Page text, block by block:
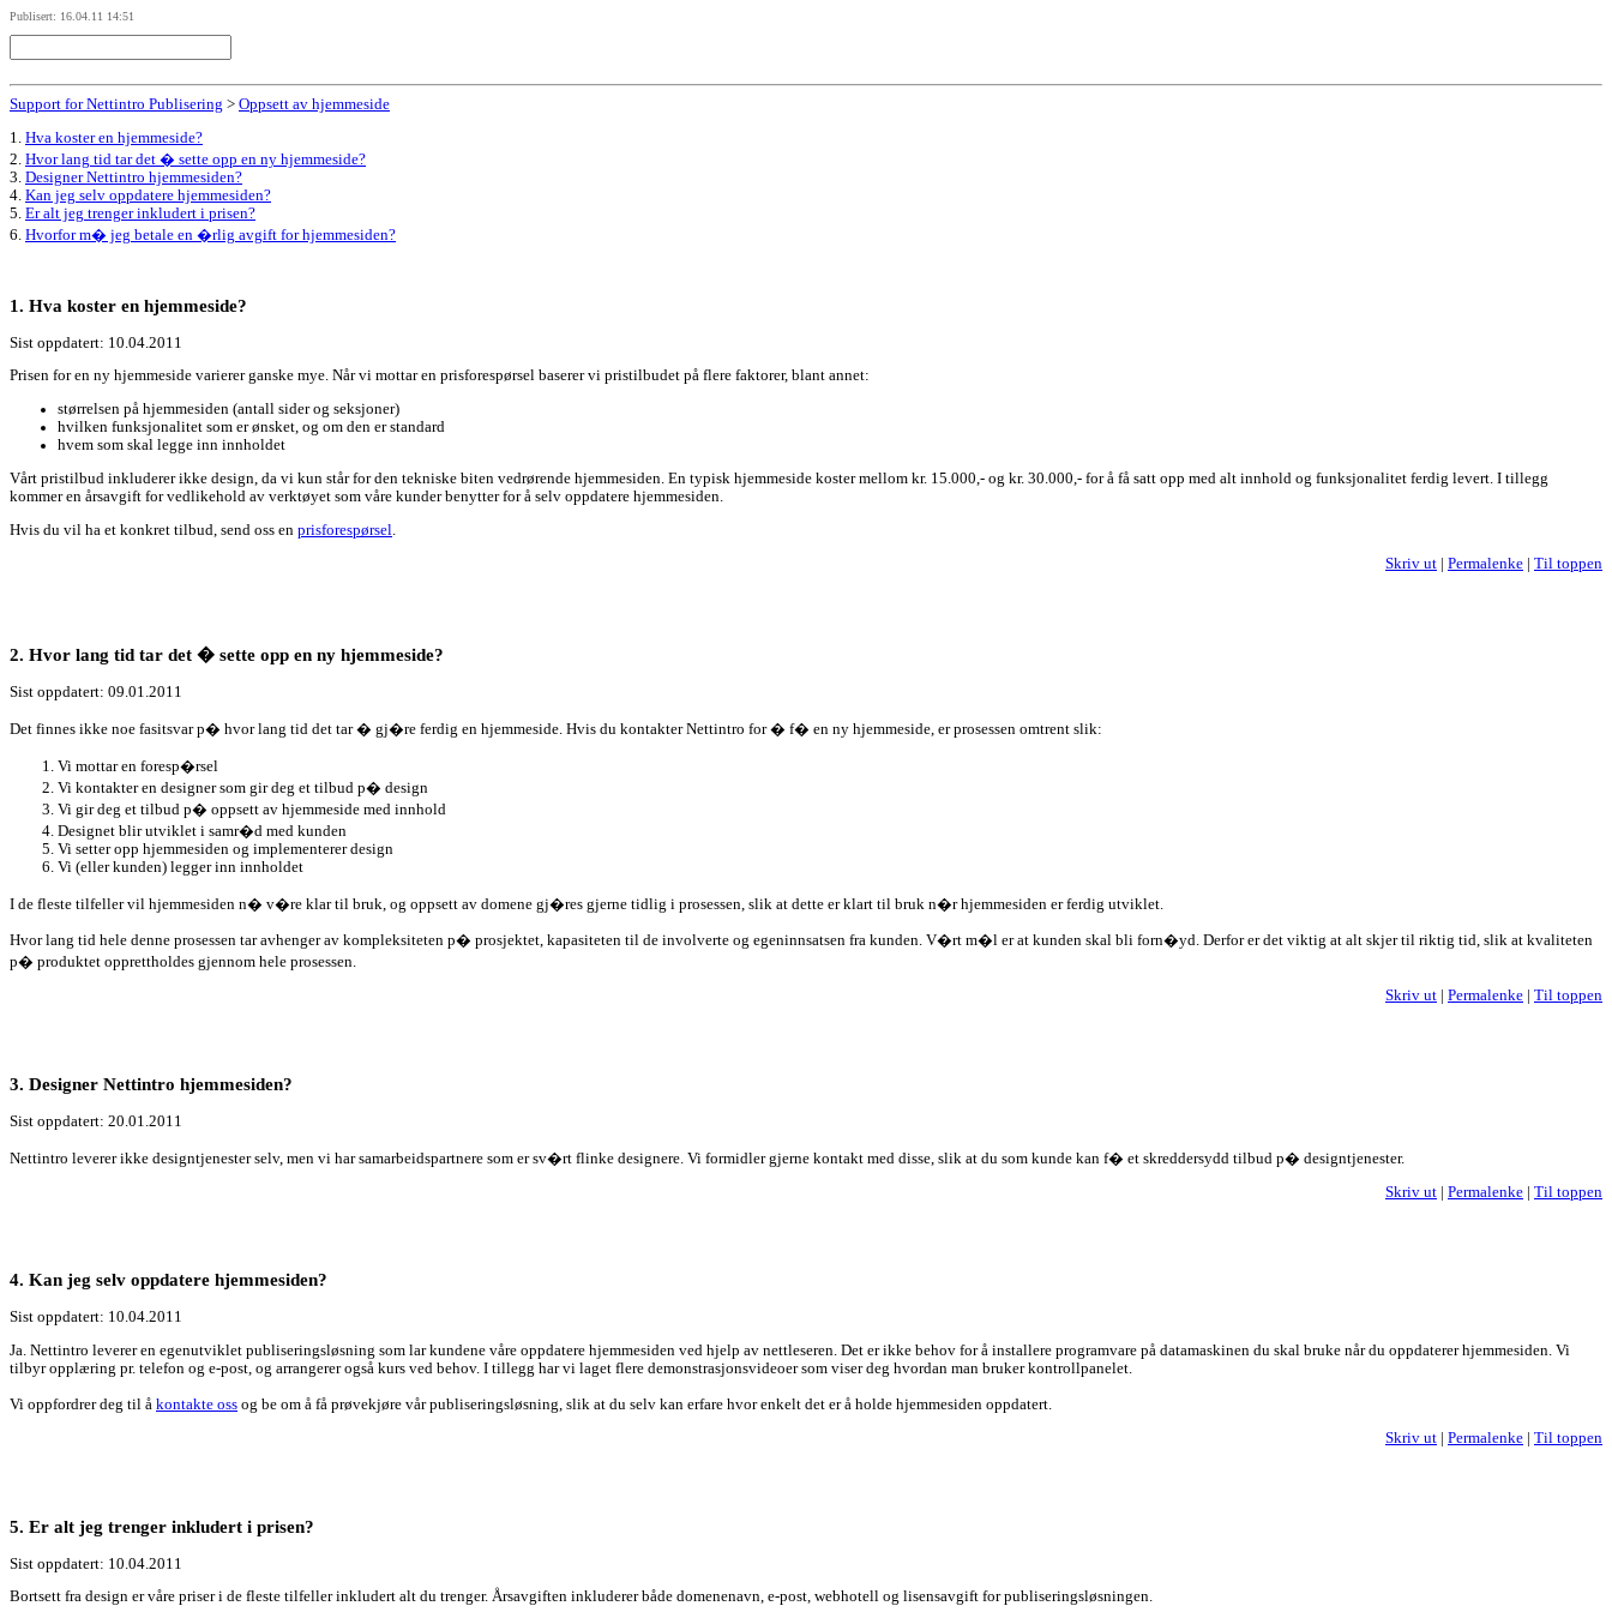
Publisert: 16.04.11 14:51
Support for Nettintro Publisering > Oppsett av hjemmeside
1. Hva koster en hjemmeside?
2. Hvor lang tid tar det � sette opp en ny hjemmeside?
3. Designer Nettintro hjemmesiden?
4. Kan jeg selv oppdatere hjemmesiden?
5. Er alt jeg trenger inkludert i prisen?
6. Hvorfor m� jeg betale en �rlig avgift for hjemmesiden?
1. Hva koster en hjemmeside?
Sist oppdatert: 10.04.2011
Prisen for en ny hjemmeside varierer ganske mye. Når vi mottar en prisforespørsel baserer vi pristilbudet på flere faktorer, blant annet:
størrelsen på hjemmesiden (antall sider og seksjoner)
hvilken funksjonalitet som er ønsket, og om den er standard
hvem som skal legge inn innholdet
Vårt pristilbud inkluderer ikke design, da vi kun står for den tekniske biten vedrørende hjemmesiden. En typisk hjemmeside koster mellom kr. 15.000,- og kr. 30.000,- for å få satt opp med alt innhold og funksjonalitet ferdig levert. I tillegg
kommer en årsavgift for vedlikehold av verktøyet som våre kunder benytter for å selv oppdatere hjemmesiden.
Hvis du vil ha et konkret tilbud, send oss en prisforespørsel
Skriv ut | Permalenke | Til toppen
2. Hvor lang tid tar det � sette opp en ny hjemmeside?
Sist oppdatert: 09.01.2011
Det finnes ikke noe fasitsvar p� hvor lang tid det tar � gj�re ferdig en hjemmeside. Hvis du kontakter Nettintro for � f� en ny hjemmeside, er prosessen omtrent slik:
Vi mottar en foresp�rsel
Vi kontakter en designer som gir deg et tilbud p� design
Vi gir deg et tilbud p� oppsett av hjemmeside med innhold
Designet blir utviklet i samr�d med kunden
Vi setter opp hjemmesiden og implementerer design
Vi (eller kunden) legger inn innholdet
I de fleste tilfeller vil hjemmesiden n� v�re klar til bruk, og oppsett av domene gj�res gjerne tidlig i prosessen, slik at dette er klart til bruk n�r hjemmesiden er ferdig utviklet.
Hvor lang tid hele denne prosessen tar avhenger av kompleksiteten p� prosjektet, kapasiteten til de involverte og egeninnsatsen fra kunden. V�rt m�l er at kunden skal bli forn�yd. Derfor er det viktig at alt skjer til riktig tid, slik at kvaliteten
p� produktet opprettholdes gjennom hele prosessen.
Skriv ut
Permalenke Til toppen
3. Designer Nettintro hjemmesiden?
Sist oppdatert: 20.01.2011
Nettintro leverer ikke designtjenester selv, men vi har samarbeidspartnere som er sv�rt flinke designere. Vi formidler gjerne kontakt med disse, slik at du som kunde kan f� et skreddersydd tilbud p� designtjenester.
Skriv ut | Permalenke | Til toppen
4. Kan jeg selv oppdatere hjemmesiden?
Sist oppdatert: 10.04.2011
Ja. Nettintro leverer en egenutviklet publiseringsløsning som lar kundene våre oppdatere hjemmesiden ved hjelp av nettleseren. Det er ikke behov for å installere programvare på datamaskinen du skal bruke når du oppdaterer hjemmesiden. Vi
tilbyr opplæring pr. telefon og e-post, og arrangerer også kurs ved behov. I tillegg har vi laget flere demonstrasjonsvideoer som viser deg hvordan man bruker kontrollpanelet.
Vi oppfordrer deg til å kontakte oss og be om å få prøvekjøre vår publiseringsløsning, slik at du selv kan erfare hvor enkelt det er å holde hjemmesiden oppdatert.
Skriv ut | Permalenke | Til toppen
5. Er alt jeg trenger inkludert i prisen?
Sist oppdatert: 10.04.2011
Bortsett fra design er våre priser i de fleste tilfeller inkludert alt du trenger. Årsavgiften inkluderer både domenenavn, e-post, webhotell og lisensavgift for publiseringsløsningen.